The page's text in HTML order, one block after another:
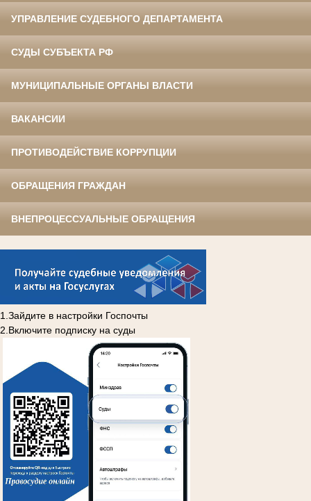
УПРАВЛЕНИЕ СУДЕБНОГО ДЕПАРТАМЕНТА
СУДЫ СУБЪЕКТА РФ
МУНИЦИПАЛЬНЫЕ ОРГАНЫ ВЛАСТИ
ВАКАНСИИ
ПРОТИВОДЕЙСТВИЕ КОРРУПЦИИ
ОБРАЩЕНИЯ ГРАЖДАН
ВНЕПРОЦЕССУАЛЬНЫЕ ОБРАЩЕНИЯ
1.Зайдите в настройки Госпочты
2.Включите подписку на суды